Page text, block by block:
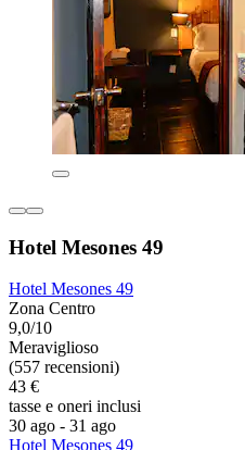
Hotel Mesones 49
Hotel Mesones 49
Zona Centro
9,0/10
Meraviglioso
(557 recensioni)
43 €
tasse e oneri inclusi
30 ago - 31 ago
Hotel Mesones 49